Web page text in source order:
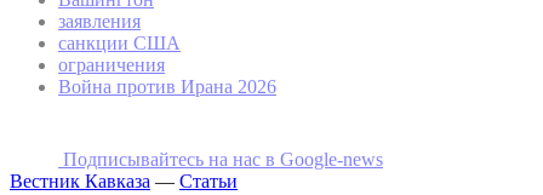
заявления
санкции США
ограничения
Война против Ирана 2026
Подписывайтесь на наc в Google-news
Вестник Кавказа — Статьи